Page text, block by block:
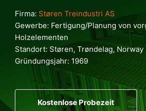
Firma: Støren Treindustri AS
Gewerbe: Fertigung/Planung von
Holzelementen
Standort: Støren, Trøndelag, Norway
Gründungsjahr: 1969
Kostenlose Probezeit